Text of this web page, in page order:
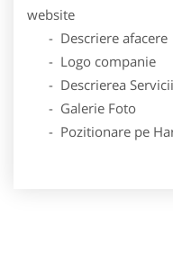
website
- Descriere afacere
- Logo companie
- Descrierea
- Galerie Foto
- Pozitionare pe